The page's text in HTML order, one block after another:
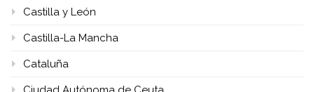
Castilla y León
Castilla-La Mancha
Cataluña